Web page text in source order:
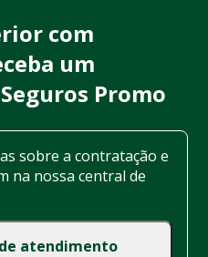
com
um
Promo
sobre a contratação e
na nossa central de
atendimento